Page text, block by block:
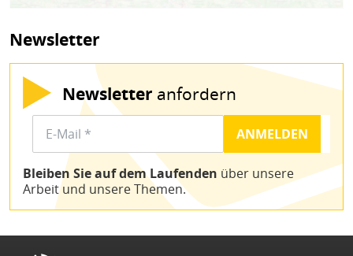
Newsletter
Newsletter anfordern
Bleiben Sie auf dem Laufenden über unsere
Arbeit und unsere Themen.